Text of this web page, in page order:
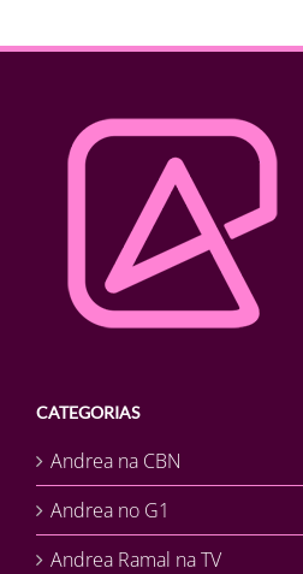
CATEGORIAS
Andrea na CBN
Andrea no G1
Andrea Ramal na TV